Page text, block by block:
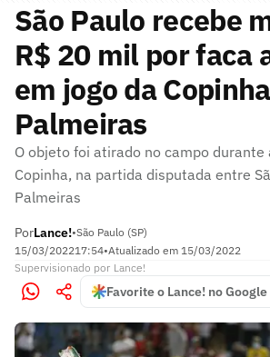
São Paulo recebe
R$ 20 mil por faca
em jogo da
Palmeiras
O objeto foi atirado no campo durante
Copinha, na partida disputada entre
Palmeiras
PorLance!•São Paulo (SP)
15/03/202217:54•Atualizado em 15/03/2022
Supervisionado por Lance!
Favorite o Lance! no Google